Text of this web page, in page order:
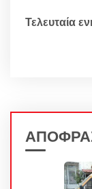
Τελευταία